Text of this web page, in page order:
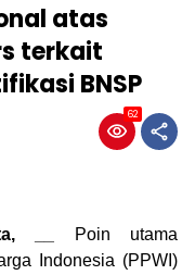
atas
terkait
BNSP
62
__
Poin utama
Indonesia (PPWI)